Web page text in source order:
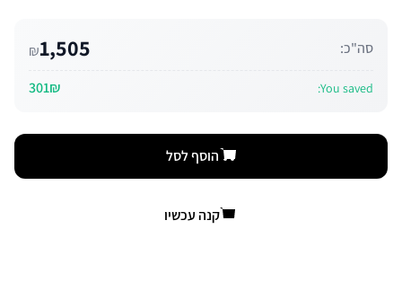
סה"כ: 1,505
₪
You saved:
301₪
הוסף לסל
קנה עכשיו